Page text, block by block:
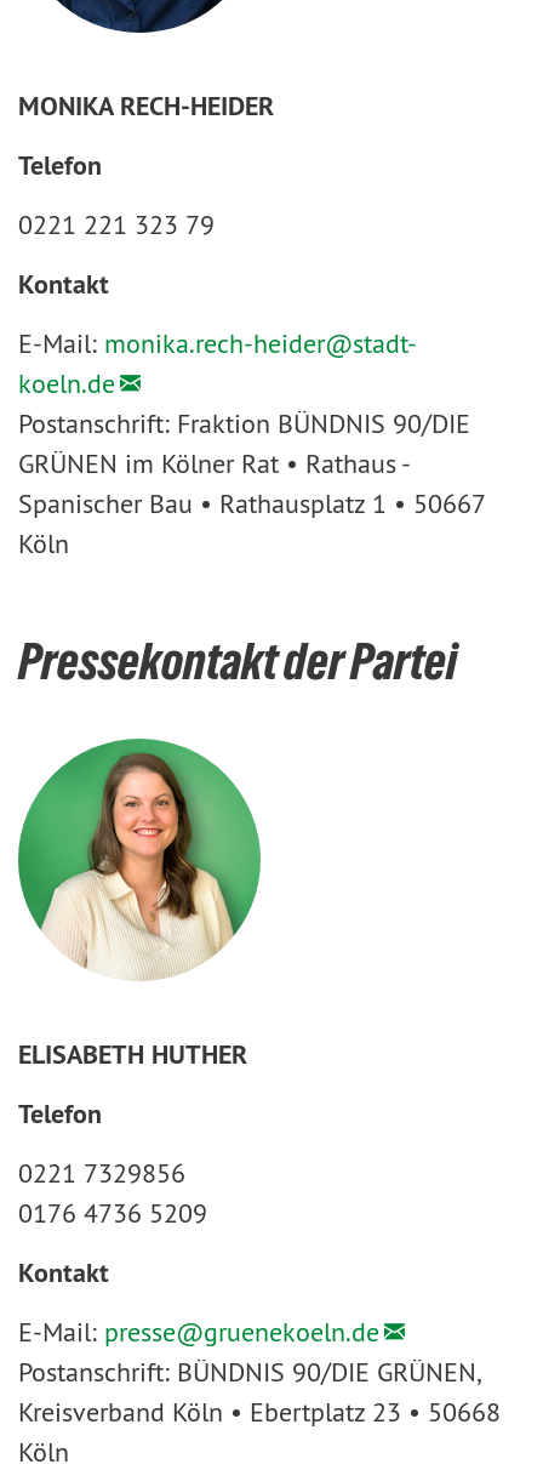
MONIKA RECH-HEIDER
Telefon
0221 221 323 79
Kontakt
E-Mail: monika.rech-heider@stadt-
koeln.de
Postanschrift: Fraktion BÜNDNIS 90/DIE
GRÜNEN im Kölner Rat • Rathaus -
Spanischer Bau • Rathausplatz 1 • 50667
Köln
Pressekontakt der Partei
ELISABETH HUTHER
Telefon
0221 7329856
0176 4736 5209
Kontakt
E-Mail: presse@gruenekoeln.de
Postanschrift: BÜNDNIS 90/DIE GRÜNEN,
Kreisverband Köln • Ebertplatz 23 • 50668
Köln